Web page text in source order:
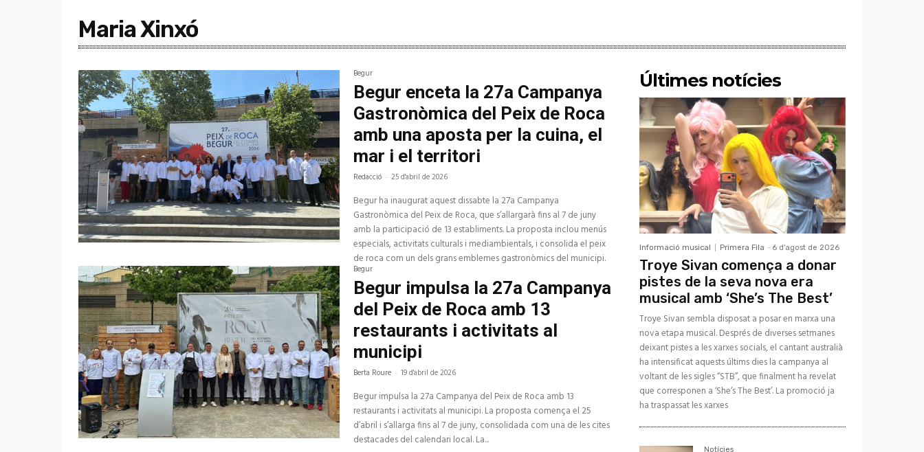
Maria Xinxó
Begur
Begur enceta la 27a Campanya
Gastronòmica del Peix de Roca
amb una aposta per la cuina, el
mar i el territori
Redacció - 25 d'abril de 2026
Begur ha inaugurat aquest dissabte la 27a Campanya
Gastronòmica del Peix de Roca, que s’allargarà fins al 7 de juny
amb la participació de 13 establiments. La proposta inclou menús
especials, activitats culturals i mediambientals, i consolida el peix
de roca com un dels grans emblemes gastronòmics del municipi.
Begur
Begur impulsa la 27a Campanya
del Peix de Roca amb 13
restaurants i activitats al
municipi
Berta Roure - 19 d'abril de 2026
Begur impulsa la 27a Campanya del Peix de Roca amb 13
restaurants i activitats al municipi. La proposta comença el 25
d’abril i s’allarga fins al 7 de juny, consolidada com una de les cites
destacades del calendari local. La...
Últimes notícies
Informació musical Primera Fila - 6 d'agost de 2026
Troye Sivan comença a donar
pistes de la seva nova era
musical amb ‘She’s The Best’
Troye Sivan sembla disposat a posar en marxa una
nova etapa musical. Després de diverses setmanes
deixant pistes a les xarxes socials, el cantant australià
ha intensificat aquests últims dies la campanya al
voltant de les sigles “STB”, que finalment ha revelat
que corresponen a ‘She’s The Best’. La promoció ja
ha traspassat les xarxes
Notícies